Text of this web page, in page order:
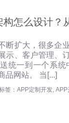
构怎么设计？
思路
断扩大，很多企
示、客户管理、
统一到一个系统
品网站。 当 [...]
签：APP定制开发,APP